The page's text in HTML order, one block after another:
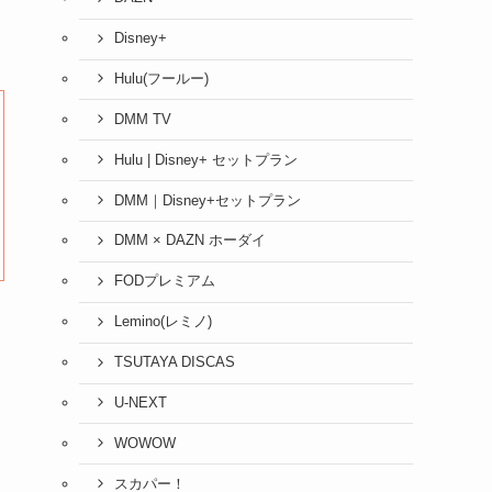
Disney+
Hulu(フールー)
DMM TV
Hulu | Disney+ セットプラン
DMM｜Disney+セットプラン
DMM × DAZN ホーダイ
FODプレミアム
Lemino(レミノ)
TSUTAYA DISCAS
U-NEXT
WOWOW
スカパー！